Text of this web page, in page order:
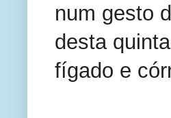
num gesto
desta
fígado e